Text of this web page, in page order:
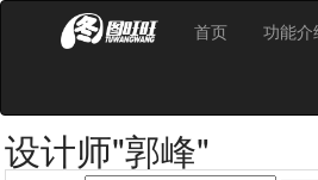
首页 功能介
设计师"郭峰"